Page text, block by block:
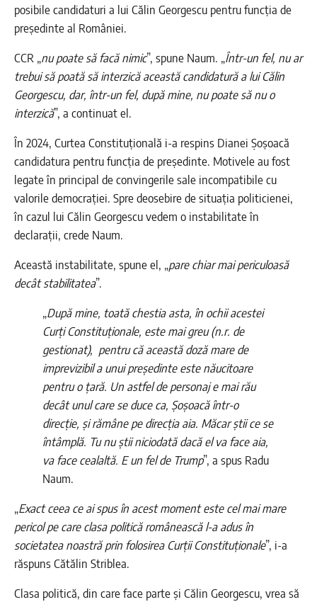
posibile candidaturi a lui Călin Georgescu pentru funcția de
președinte al României.
CCR „nu poate să facă nimic”, spune Naum. „Într-un fel, nu ar
trebui să poată să interzică această candidatură a lui Călin
Georgescu, dar, într-un fel, după mine, nu poate să nu o
interzică”, a continuat el.
În 2024, Curtea Constituțională i-a respins Dianei Șoșoacă
candidatura pentru funcția de președinte. Motivele au fost
legate în principal de convingerile sale incompatibile cu
valorile democrației. Spre deosebire de situația politicienei,
în cazul lui Călin Georgescu vedem o instabilitate în
declarații, crede Naum.
Această instabilitate, spune el, „pare chiar mai periculoasă
decât stabilitatea”.
„După mine, toată chestia asta, în ochii acestei
Curți Constituționale, este mai greu (n.r. de
gestionat), pentru că această doză mare de
imprevizibil a unui președinte este năucitoare
pentru o țară. Un astfel de personaj e mai rău
decât unul care se duce ca, Șoșoacă într-o
direcție, și rămâne pe direcția aia. Măcar știi ce se
întâmplă. Tu nu știi niciodată dacă el va face aia,
va face cealaltă. E un fel de Trump”, a spus Radu
Naum.
„Exact ceea ce ai spus în acest moment este cel mai mare
pericol pe care clasa politică românească l-a adus în
societatea noastră prin folosirea Curții Constituționale”, i-a
răspuns Cătălin Striblea.
Clasa politică, din care face parte și Călin Georgescu, vrea să